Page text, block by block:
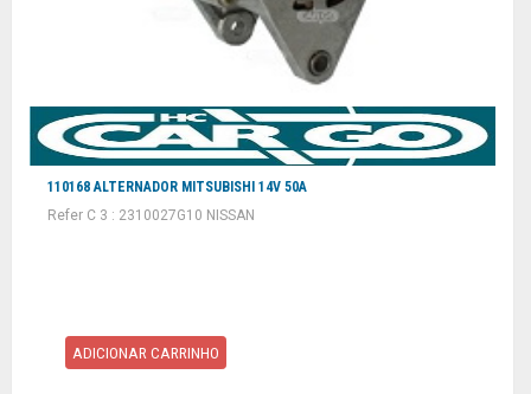
110168 ALTERNADOR MITSUBISHI 14V 50A
Refer C 3 : 2310027G10 NISSAN
ADICIONAR CARRINHO